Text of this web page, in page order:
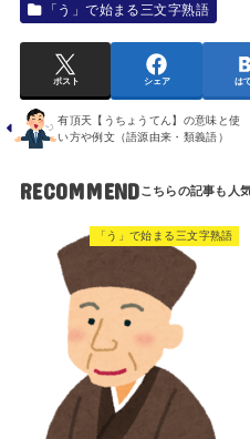
「う」で始まる三文字熟語
ポスト シェア は
有頂天【うちょうてん】の意味と使
い方や例文（語源由来・類義語）
RECOMMEND
「う」で始まる三文字熟語